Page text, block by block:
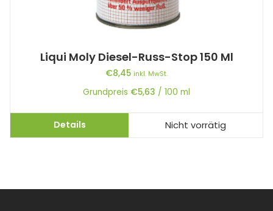
Liqui Moly Diesel-Russ-Stop 150 Ml
€8,45 inkl. MwSt.
Grundpreis €5,63 / 100 ml
Details Nicht vorrätig